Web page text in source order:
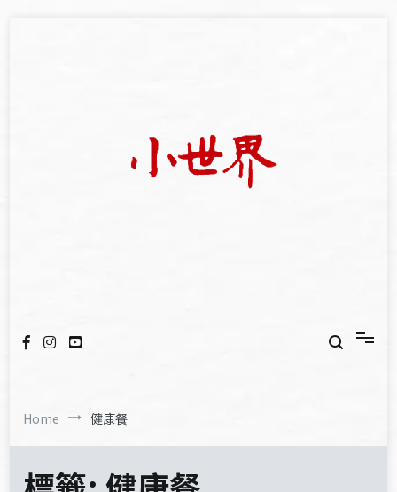
Home 健康餐